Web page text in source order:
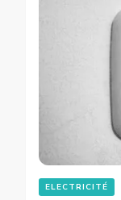
ELECTRICITÉ